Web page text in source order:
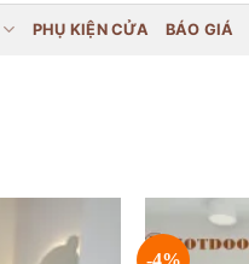
PHỤ KIỆN CỬA BÁO GIÁ
-4%